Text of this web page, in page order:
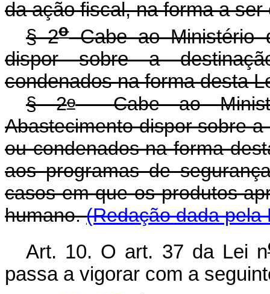
da ação fiscal, na forma a
§ 2oCabe ao Ministério
dispor sobre a
condenados na forma desta
§ 2oCabe ao
Abastecimento dispor sobre
ou condenados na forma
aos programas de
casos em que os produtos
humano.(Redação dada pela
Art. 10. O art. 37 da Lei n
passa a vigorar com a